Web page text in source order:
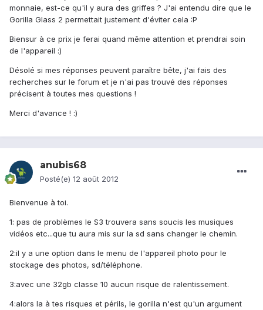
monnaie, est-ce qu'il y aura des griffes ? J'ai entendu dire que le
Gorilla Glass 2 permettait justement d'éviter cela :P
Biensur à ce prix je ferai quand même attention et prendrai soin
de l'appareil :)
Désolé si mes réponses peuvent paraître bête, j'ai fais des
recherches sur le forum et je n'ai pas trouvé des réponses
précisent à toutes mes questions !
Merci d'avance ! :)
anubis68
Posté(e) 12 août 2012
Bienvenue à toi.
1: pas de problèmes le S3 trouvera sans soucis les musiques
vidéos etc...que tu aura mis sur la sd sans changer le chemin.
2:il y a une option dans le menu de l'appareil photo pour le
stockage des photos, sd/téléphone.
3:avec une 32gb classe 10 aucun risque de ralentissement.
4:alors la à tes risques et périls, le gorilla n'est qu'un argument